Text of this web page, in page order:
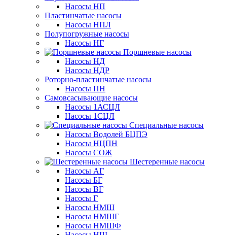
Насосы НП
Пластинчатые насосы
Насосы НПЛ
Полупогружные насосы
Насосы НГ
Поршневые насосы
Насосы НД
Насосы НДР
Роторно-пластинчатые насосы
Насосы ПН
Самовсасывающие насосы
Насосы 1АСЦЛ
Насосы 1СЦЛ
Специальные насосы
Насосы Водолей БЦПЭ
Насосы НЦПН
Насосы СОЖ
Шестеренные насосы
Насосы АГ
Насосы БГ
Насосы ВГ
Насосы Г
Насосы НМШ
Насосы НМШГ
Насосы НМШФ